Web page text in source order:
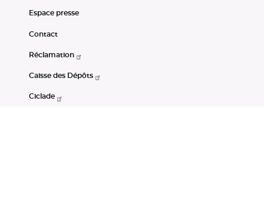
Espace presse
Contact
Réclamation
Caisse des Dépôts
Ciclade